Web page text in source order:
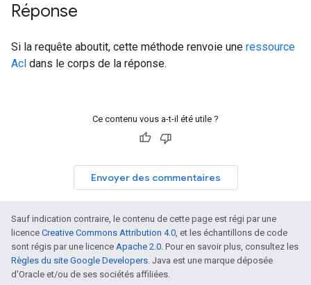
Réponse
Si la requête aboutit, cette méthode renvoie une ressource
Acl dans le corps de la réponse.
Ce contenu vous a-t-il été utile ?
Envoyer des commentaires
Sauf indication contraire, le contenu de cette page est régi par une
licence Creative Commons Attribution 4.0, et les échantillons de code
sont régis par une licence Apache 2.0. Pour en savoir plus, consultez les
Règles du site Google Developers. Java est une marque déposée
d'Oracle et/ou de ses sociétés affiliées.